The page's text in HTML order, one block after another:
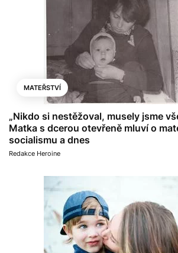
MATEŘSTVÍ
„Nikdo si nestěžoval, musely jsme
Matka s dcerou otevřeně mluví o
socialismu a dnes
Redakce Heroine